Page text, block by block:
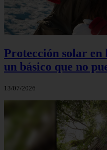
Protección solar
un básico que no
13/07/2026